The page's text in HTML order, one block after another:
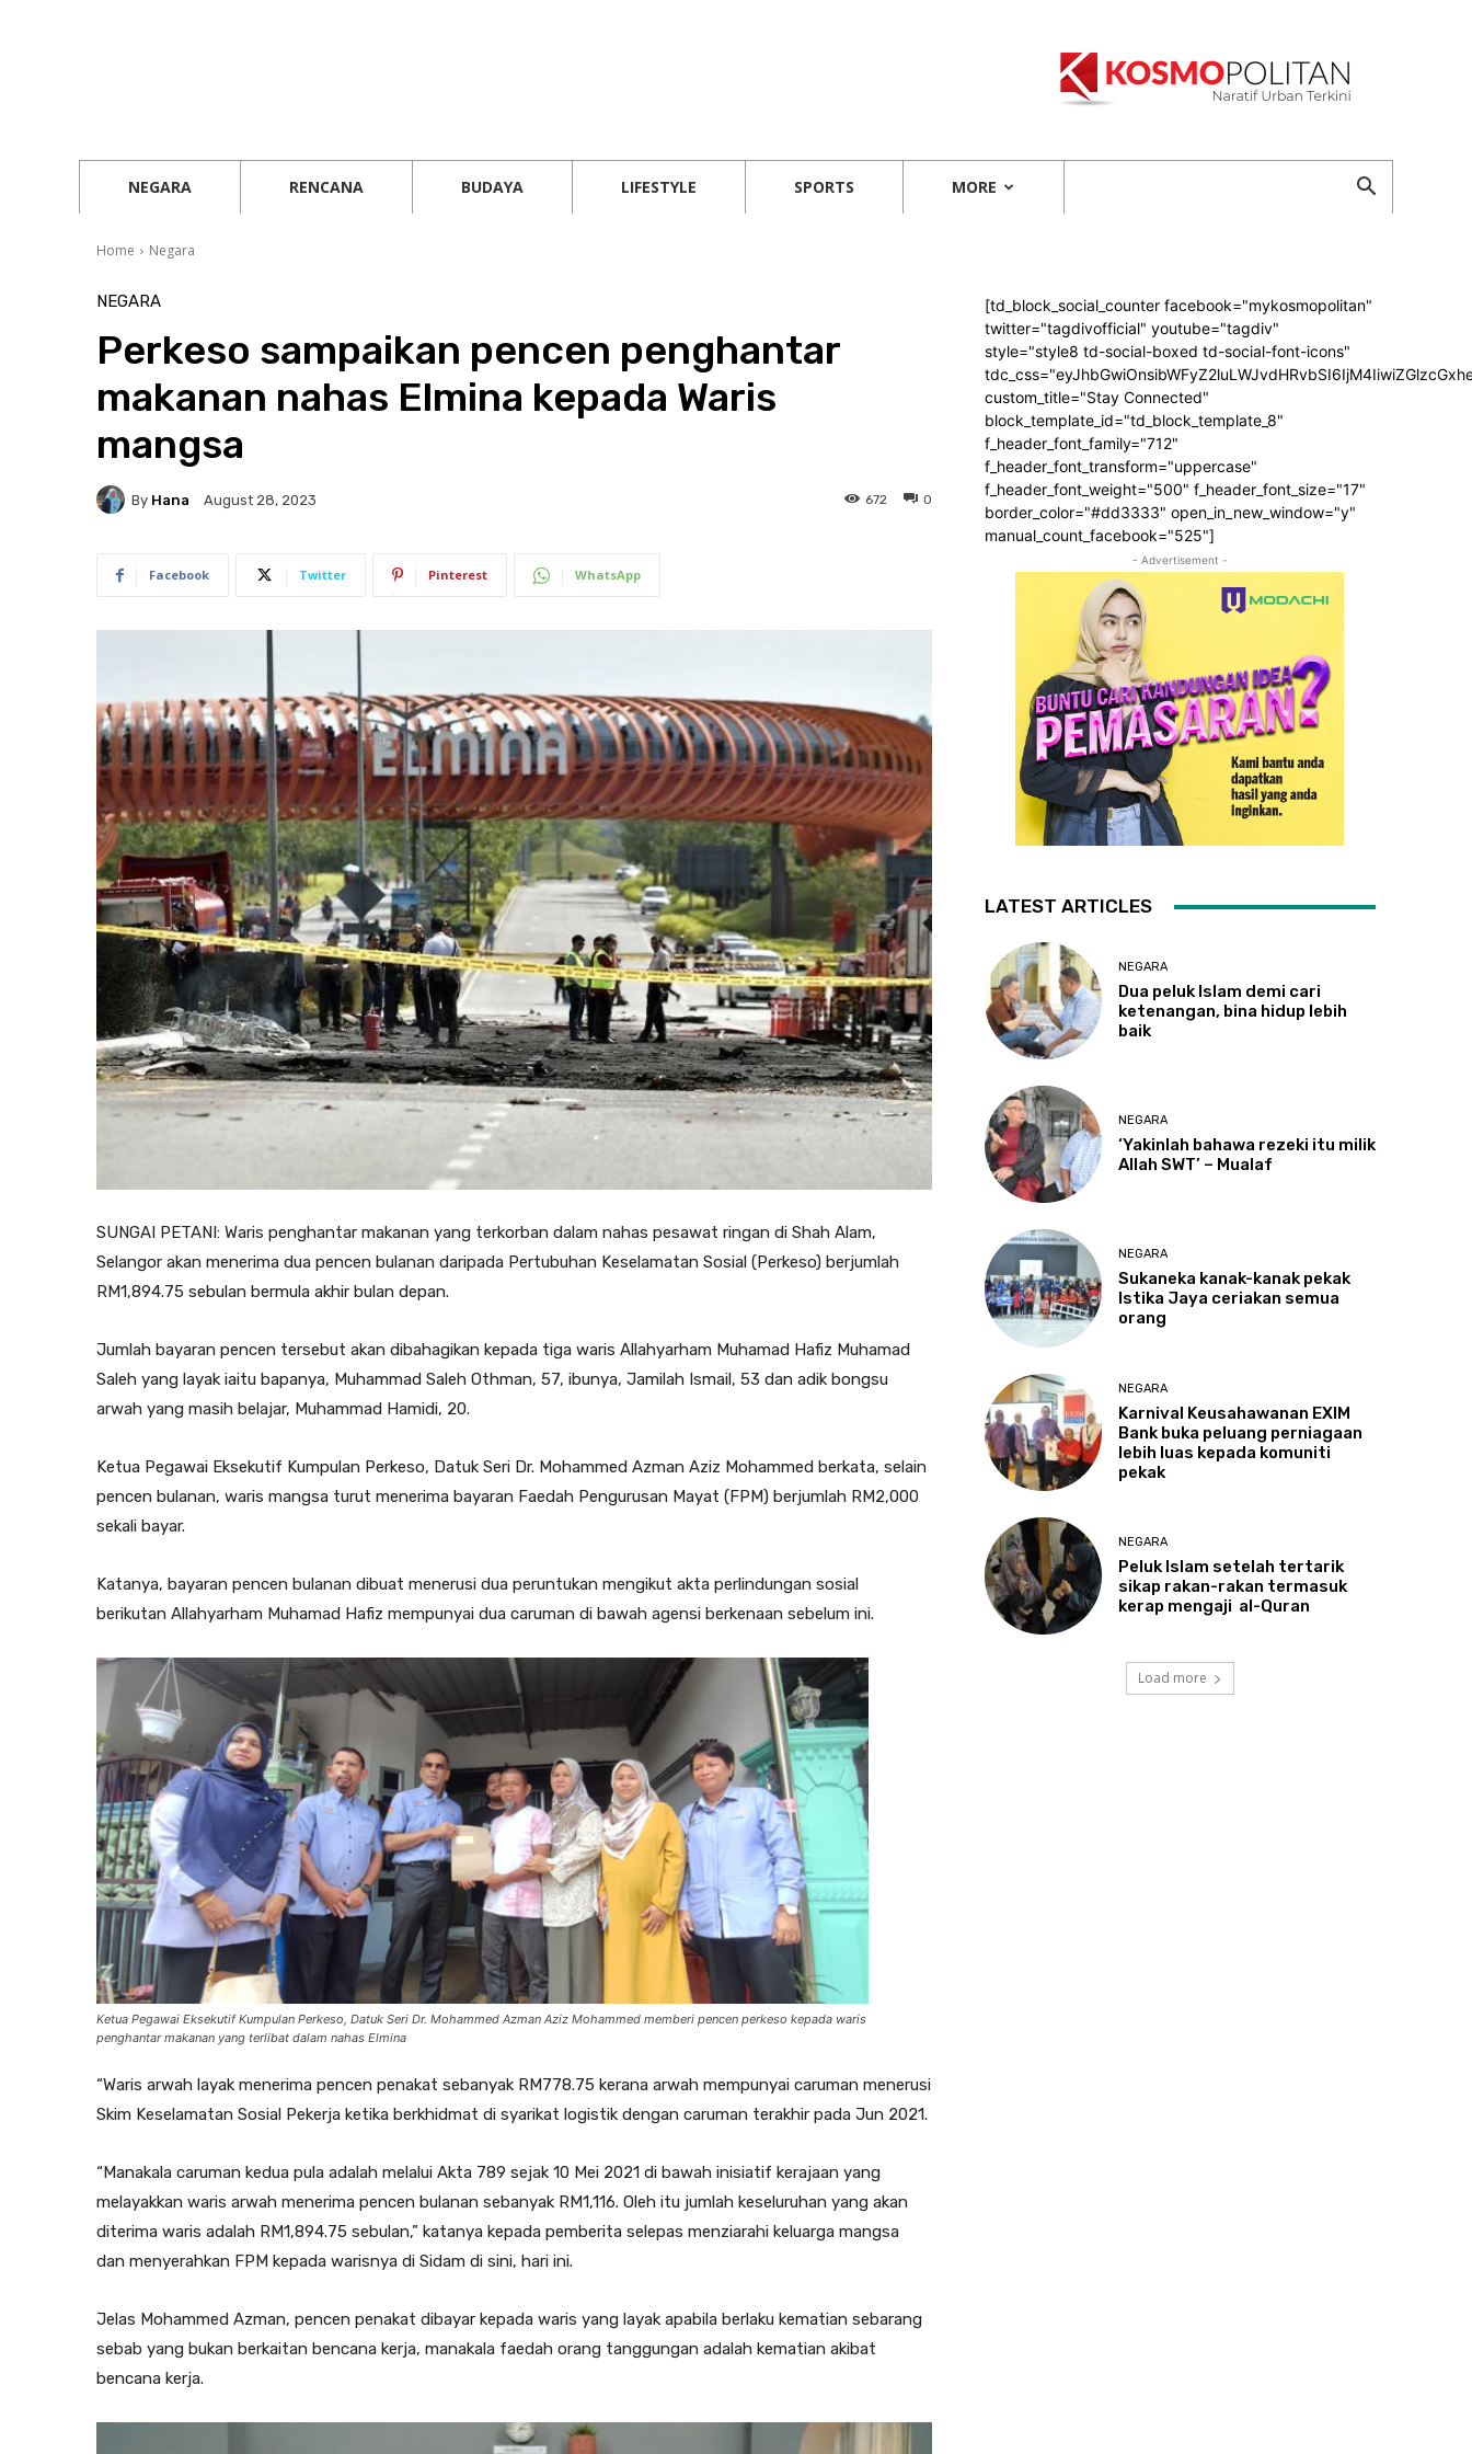
NEGARA RENCANA BUDAYA LIFESTYLE SPORTS MORE
Home Negara
NEGARA
Perkeso sampaikan pencen penghantar
makanan nahas Elmina kepada Waris
mangsa
By Hana August 28, 2023 0
672
Facebook Twitter Pinterest WhatsApp
SUNGAI PETANI: Waris penghantar makanan yang terkorban dalam nahas pesawat ringan di Shah Alam,
Selangor akan menerima dua pencen bulanan daripada Pertubuhan Keselamatan Sosial (Perkeso) berjumlah
RM1,894.75 sebulan bermula akhir bulan depan.
Jumlah bayaran pencen tersebut akan dibahagikan kepada tiga waris Allahyarham Muhamad Hafiz Muhamad
Saleh yang layak iaitu bapanya, Muhammad Saleh Othman, 57, ibunya, Jamilah Ismail, 53 dan adik bongsu
arwah yang masih belajar, Muhammad Hamidi, 20.
Ketua Pegawai Eksekutif Kumpulan Perkeso, Datuk Seri Dr. Mohammed Azman Aziz Mohammed berkata, selain
pencen bulanan, waris mangsa turut menerima bayaran Faedah Pengurusan Mayat (FPM) berjumlah RM2,000
sekali bayar.
Katanya, bayaran pencen bulanan dibuat menerusi dua peruntukan mengikut akta perlindungan sosial
berikutan Allahyarham Muhamad Hafiz mempunyai dua caruman di bawah agensi berkenaan sebelum ini.
Ketua Pegawai Eksekutif Kumpulan Perkeso, Datuk Seri Dr. Mohammed Azman Aziz Mohammed memberi pencen perkeso kepada waris
penghantar makanan yang terlibat dalam nahas Elmina
“Waris arwah layak menerima pencen penakat sebanyak RM778.75 kerana arwah mempunyai caruman menerusi
Skim Keselamatan Sosial Pekerja ketika berkhidmat di syarikat logistik dengan caruman terakhir pada Jun 2021.
“Manakala caruman kedua pula adalah melalui Akta 789 sejak 10 Mei 2021 di bawah inisiatif kerajaan yang
melayakkan waris arwah menerima pencen bulanan sebanyak RM1,116. Oleh itu jumlah keseluruhan yang akan
diterima waris adalah RM1,894.75 sebulan,” katanya kepada pemberita selepas menziarahi keluarga mangsa
dan menyerahkan FPM kepada warisnya di Sidam di sini, hari ini.
Jelas Mohammed Azman, pencen penakat dibayar kepada waris yang layak apabila berlaku kematian sebarang
sebab yang bukan berkaitan bencana kerja, manakala faedah orang tanggungan adalah kematian akibat
bencana kerja.
[td_block_social_counter facebook="mykosmopolitan"
twitter="tagdivofficial" youtube="tagdiv"
style="style8 td-social-boxed td-social-font-icons"
custom_title="Stay Connected"
block_template_id="td_block_template_8"
f_header_font_family="712"
f_header_font_transform="uppercase"
f_header_font_weight="500" f_header_font_size="17"
border_color="#dd3333" open_in_new_window="y"
manual_count_facebook="525"]
- Advertisement -
LATEST ARTICLES
NEGARA
Dua peluk Islam demi cari
ketenangan, bina hidup lebih
baik
NEGARA
‘Yakinlah bahawa rezeki itu milik
Allah SWT’ – Mualaf
NEGARA
Sukaneka kanak-kanak pekak
Istika Jaya ceriakan semua
orang
NEGARA
Karnival Keusahawanan EXIM
Bank buka peluang perniagaan
lebih luas kepada komuniti
pekak
NEGARA
PelukIslam setelah tertarik
sikap rakan-rakan termasuk
kerap mengaji al-Quran
Load more